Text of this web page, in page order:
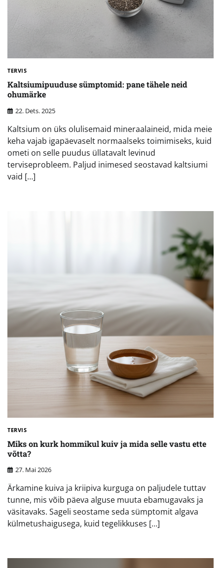
TERVIS
Kaltsiumipuuduse sümptomid: pane tähele neid
ohumärke
22. Dets. 2025
Kaltsium on üks olulisemaid mineraalaineid, mida meie
keha vajab igapäevaselt normaalseks toimimiseks, kuid
ometi on selle puudus üllatavalt levinud
terviseprobleem. Paljud inimesed seostavad kaltsiumi
vaid […]
TERVIS
Miks on kurk hommikul kuiv ja mida selle vastu ette
võtta?
27. Mai 2026
Ärkamine kuiva ja kriipiva kurguga on paljudele tuttav
tunne, mis võib päeva alguse muuta ebamugavaks ja
väsitavaks. Sageli seostame seda sümptomit algava
külmetushaigusega, kuid tegelikkuses […]